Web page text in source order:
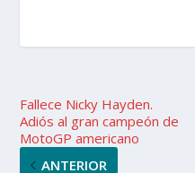
Fallece Nicky Hayden.
Adiós al gran campeón de
MotoGP americano
ANTERIOR